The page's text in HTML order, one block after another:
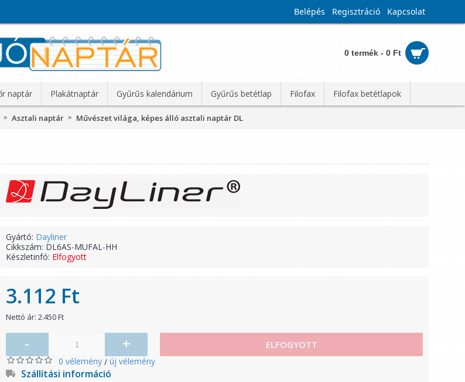
Belépés Regisztráció Kapcsolat
0 termék - 0 Ft
naptár Plakátnaptár Gyűrűs kalendárium Gyűrűs betétlap Filofax Filofax betétlapok
Asztali naptár Művészet világa, képes álló asztali naptár DL
Gyártó: Dayliner
Cikkszám: DL6AS-MUFAL-HH
Készletinfó: Elfogyott
3.112 Ft
Nettó ár: 2.450 Ft
- + ELFOGYOTT
0 vélemény / új vélemény
Szállítási információ